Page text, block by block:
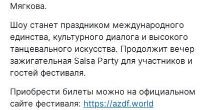
Мягкова.
Шоу станет праздником международного
единства, культурного диалога и высокого
танцевального искусства. Продолжит вечер
зажигательная Salsa Party для участников и
гостей фестиваля.
Приобрести билеты можно на официальном
сайте фестиваля: https://azdf.world